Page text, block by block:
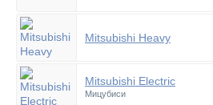
Mitsubishi Heavy
Mitsubishi Electric
Мицубиси